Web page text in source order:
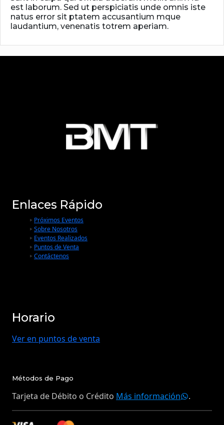
est laborum. Sed ut perspiciatis unde omnis iste
natus error sit ptatem accusantium mque
laudantium, venenatis totrem aperiam.
Enlaces Rápido
Próximos Eventos
Sobre Nosotros
Eventos Realizados
Puntos de Venta
Contáctenos
Horario
Ver en puntos de venta
Métodos de Pago
Tarjeta de Débito o Crédito Más información .